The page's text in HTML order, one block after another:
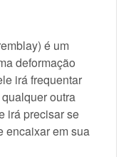
é um
deformação
irá frequentar
outra
irá precisar se
encaixar em sua